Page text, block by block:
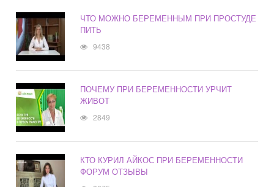
ЧТО МОЖНО БЕРЕМЕННЫМ ПРИ ПРОСТУДЕ
ПИТЬ
9438
ПОЧЕМУ ПРИ БЕРЕМЕННОСТИ УРЧИТ
ЖИВОТ
2849
КТО КУРИЛ АЙКОС ПРИ БЕРЕМЕННОСТИ
ФОРУМ ОТЗЫВЫ